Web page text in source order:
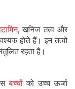
, खनिज तत्व और
होते हैं। इन तत्वों
रहता है।
बच्चों को उच्च ऊर्जा